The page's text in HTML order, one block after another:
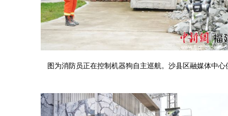
图为消防员正在控制机器狗自主巡航。沙县区融媒体中心